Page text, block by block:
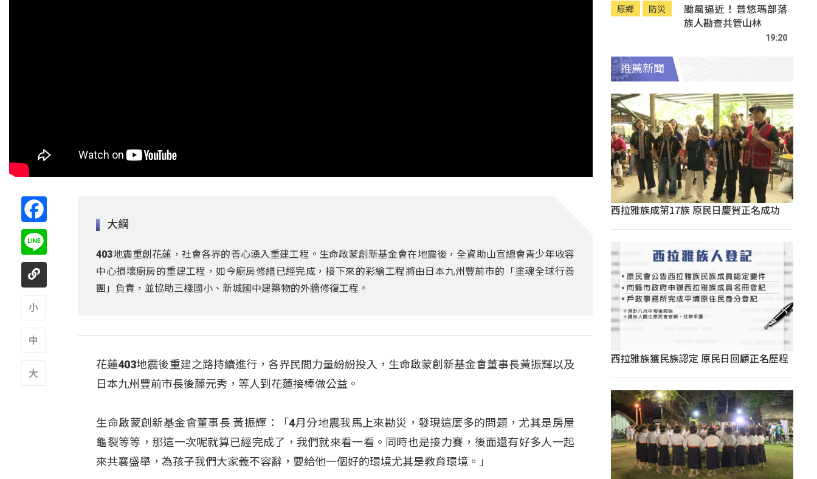
大綱
403地震重創花蓮，社會各界的善心湧入重建工程。生命啟蒙創新基金會在地震後，全資助山宣總會青少年收容
中心損壞廚房的重建工程，如今廚房修繕已經完成，接下來的彩繪工程將由日本九州豐前市的「塗魂全球行善
團」負責，並協助三棧國小、新城國中建築物的外牆修復工程。
花蓮403地震後重建之路持續進行，各界民間力量紛紛投入，生命啟蒙創新基金會董事長黃振輝以及
日本九州豐前市長後藤元秀，等人到花蓮接棒做公益。
生命啟蒙創新基金會董事長 黃振輝：「4月分地震我馬上來勘災，發現這麼多的問題，尤其是房屋
龜裂等等，那這一次呢就算已經完成了，我們就來看一看。同時也是接力賽，後面還有好多人一起
來共襄盛舉，為孩子我們大家義不容辭，要給他一個好的環境尤其是教育環境。」
原鄉 防災
颱風逼近！普悠瑪部落
族人勘查共管山林
19:20
推薦新聞
西拉雅族成第17族 原民日慶賀正名成功
西拉雅族獲民族認定 原民日回顧正名歷程